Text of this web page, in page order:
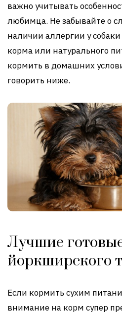
важно учитывать
любимца. Не забывайте о
наличии аллергии у
корма или натурального
кормить в домашних
говорить ниже.
Лучшие
йоркширского
Если кормить сухим
внимание на корм супер